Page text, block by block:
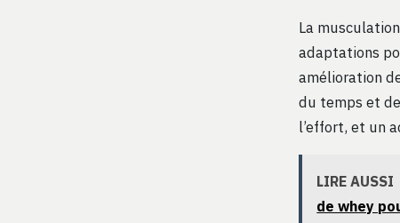
La
adaptations
amélioration
du temps et
l’effort, et un
LIRE AUSSI
de whey